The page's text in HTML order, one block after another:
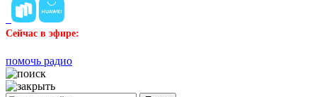
Сейчас в эфире:
помочь радио